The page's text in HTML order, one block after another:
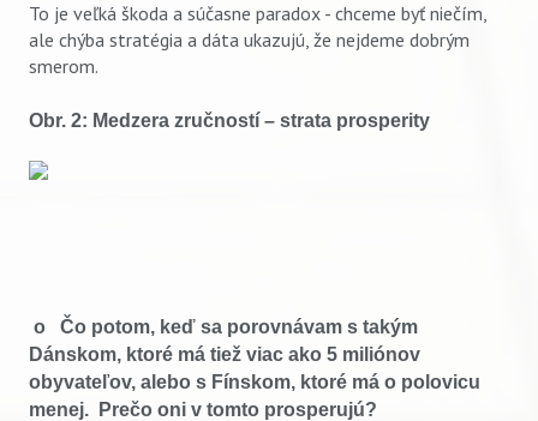
To je veľká škoda a súčasne paradox - chceme byť niečím,
ale chýba stratégia a dáta ukazujú, že nejdeme dobrým
smerom.
Obr. 2: Medzera zručností – strata prosperity
o Čo potom, keď sa porovnávam s takým
Dánskom, ktoré má tiež viac ako 5 miliónov
obyvateľov, alebo s Fínskom, ktoré má o polovicu
menej. Prečo oni v tomto prosperujú?